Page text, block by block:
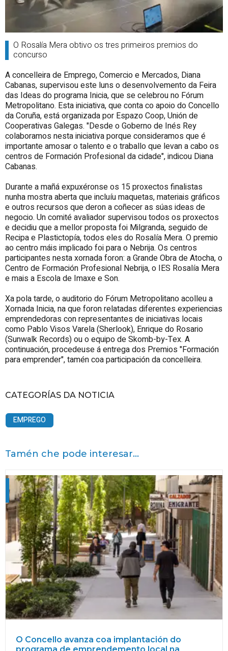
O Rosalía Mera obtivo os tres primeiros premios do
concurso
A concelleira de Emprego, Comercio e Mercados, Diana
Cabanas, supervisou este luns o desenvolvemento da Feira
das Ideas do programa Inicia, que se celebrou no Fórum
Metropolitano. Esta iniciativa, que conta co apoio do Concello
da Coruña, está organizada por Espazo Coop, Unión de
Cooperativas Galegas. "Desde o Goberno de Inés Rey
colaboramos nesta iniciativa porque consideramos que é
importante amosar o talento e o traballo que levan a cabo os
centros de Formación Profesional da cidade", indicou Diana
Cabanas.
Durante a mañá expuxéronse os 15 proxectos finalistas
nunha mostra aberta que incluíu maquetas, materiais gráficos
e outros recursos que deron a coñecer as súas ideas de
negocio. Un comité avaliador supervisou todos os proxectos
e decidiu que a mellor proposta foi Milgranda, seguido de
Recipa e Plastictopía, todos eles do Rosalía Mera. O premio
ao centro máis implicado foi para o Nebrija. Os centros
participantes nesta xornada foron: a Grande Obra de Atocha, o
Centro de Formación Profesional Nebrija, o IES Rosalía Mera
e mais a Escola de Imaxe e Son.
Xa pola tarde, o auditorio do Fórum Metropolitano acolleu a
Xornada Inicia, na que foron relatadas diferentes experiencias
emprendedoras con representantes de iniciativas locais
como Pablo Visos Varela (Sherlook), Enrique do Rosario
(Sunwalk Records) ou o equipo de Skomb-by-Tex. A
continuación, procedeuse á entrega dos Premios "Formación
para emprender", tamén coa participación da concelleira.
CATEGORÍAS DA NOTICIA
EMPREGO
Tamén che pode interesar...
O Concello avanza coa implantación do
programa de emprendemento local na